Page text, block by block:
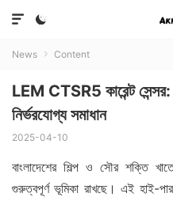


News  Content
LEM CTSR5 কারেন্ট সেন্সর:
নির্ভরযোগ্য সমাধান
2025-04-10
বাংলাদেশের শিল্প ও সৌর শক্তি
গুরুত্বপূর্ণ ভূমিকা রাখছে। এই হাই-